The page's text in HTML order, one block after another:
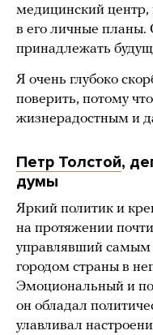
медицинский центр,
в его личные планы.
принадлежать
Я очень глубоко
поверить, потому
жизнерадостным и
Петр Толстой,
думы
Яркий политик и
на протяжении
управлявший
городом страны в
Эмоциональный и
он обладал
улавливал